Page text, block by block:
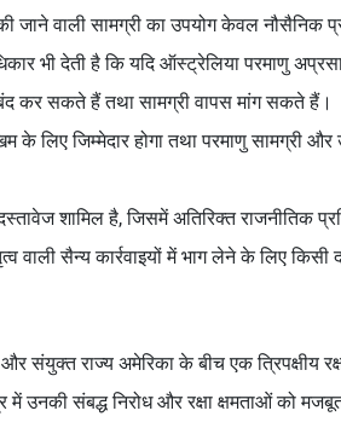
जाने वाली सामग्री का उपयोग केवल नौसैनिक
भी देती है कि यदि ऑस्ट्रेलिया परमाणु
कर सकते हैं तथा सामग्री वापस मांग सकते हैं।
के लिए जिम्मेदार होगा तथा परमाणु सामग्री
शामिल है, जिसमें अतिरिक्त राजनीतिक
सैन्य कार्रवाइयों में भाग लेने के लिए किसी
संयुक्त राज्य अमेरिका के बीच एक त्रिपक्षीय
में उनकी संबद्ध निरोध और रक्षा क्षमताओं को